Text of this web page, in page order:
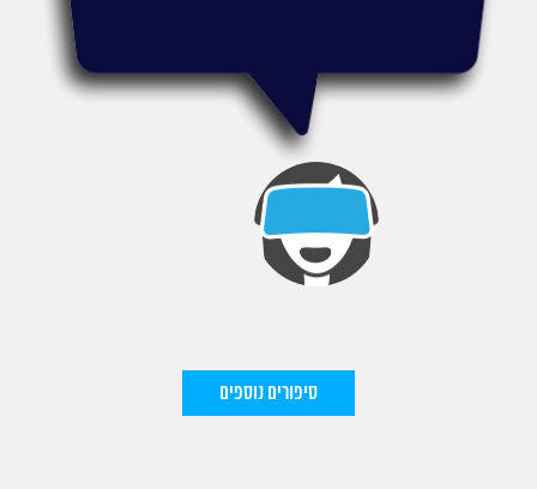
סיפורים נוספים